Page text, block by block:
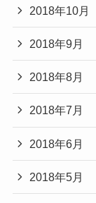
2018年10月
2018年9月
2018年8月
2018年7月
2018年6月
2018年5月